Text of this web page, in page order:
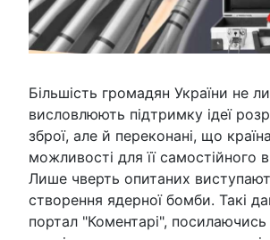
Більшість громадян України не
висловлюють підтримку ідеї
зброї, але й переконані, що
можливості для її самостійного
Лише чверть опитаних
створення ядерної бомби. Такі
портал "Коментарі", посилаючись